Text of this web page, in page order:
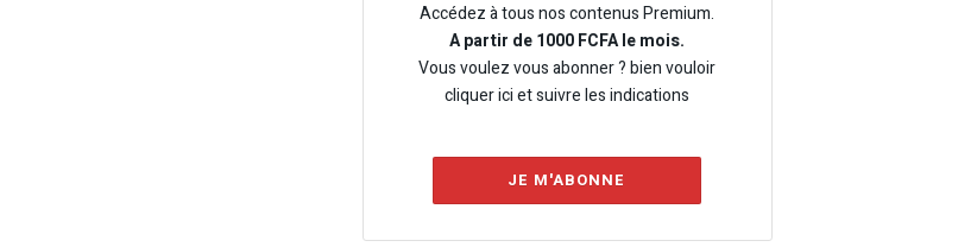
Accédez à tous nos contenus Premium.
A partir de 1000 FCFA le mois.
Vous voulez vous abonner ? bien vouloir
cliquer ici et suivre les indications
JE M'ABONNE